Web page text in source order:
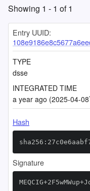
Showing 1 - 1 of1
Entry UUID:
TYPE
dsse
INTEGRATED TIME
a year ago (2025-04-
Hash
Signature